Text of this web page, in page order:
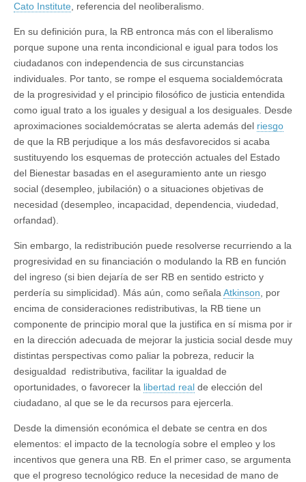
Cato Institute , referencia del neoliberalismo.
En su definición pura, la RB entronca más con el liberalismo
porque supone una renta incondicional e igual para todos los
ciudadanos con independencia de sus circunstancias
individuales. Por tanto, se rompe el esquema socialdemócrata
de la progresividad y el principio filosófico de justicia entendida
como igual trato a los iguales y desigual a los desiguales. Desde
aproximaciones socialdemócratas se alerta además del riesgo
de que la RB perjudique a los más desfavorecidos si acaba
sustituyendo los esquemas de protección actuales del Estado
del Bienestar basadas en el aseguramiento ante un riesgo
social (desempleo, jubilación) o a situaciones objetivas de
necesidad (desempleo, incapacidad, dependencia, viudedad,
orfandad).
Sin embargo, la redistribución puede resolverse recurriendo a la
progresividad en su financiación o modulando la RB en función
del ingreso (si bien dejaría de ser RB en sentido estricto y
perdería su simplicidad). Más aún, como señala Atkinson , por
encima de consideraciones redistributivas, la RB tiene un
componente de principio moral que la justifica en sí misma por ir
en la dirección adecuada de mejorar la justicia social desde muy
distintas perspectivas como paliar la pobreza, reducir la
desigualdad redistributiva, facilitar la igualdad de
oportunidades, o favorecer la libertad real de elección del
ciudadano, al que se le da recursos para ejercerla.
Desde la dimensión económica el debate se centra en dos
elementos: el impacto de la tecnología sobre el empleo y los
incentivos que genera una RB. En el primer caso, se argumenta
que el progreso tecnológico reduce la necesidad de mano de